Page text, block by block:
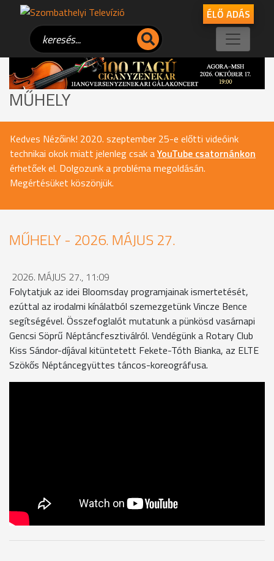
ÉLŐ ADÁS
MŰHELY
Kedves Nézőink! 2020. szeptember 25-e előtti videóink
technikai okok miatt jelenleg csak aYouTube csatornánkon
érhetőek el. Dolgozunk a probléma megoldásán.
Megértésüket köszönjük.
MŰHELY - 2026. MÁJUS 27.
2026. MÁJUS 27., 11:09
Folytatjuk az idei Bloomsday programjainak ismertetését,
ezúttal az irodalmi kínálatból szemezgetünk Vincze Bence
segítségével. Összefoglalót mutatunk a pünkösd vasárnapi
Gencsi Söprű Néptáncfesztiválról. Vendégünk a Rotary Club
Kiss Sándor-díjával kitüntetett Fekete-Tóth Bianka, az ELTE
Szökős Néptáncegyüttes táncos-koreográfusa.